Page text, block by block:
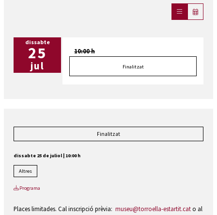
dissabte
25
jul
10:00 h
Finalitzat
Finalitzat
dissabte 25 de juliol 10:00 h
Altres
Programa
Places limitades. Cal inscripció prèvia: museu@torroella-estartit.cato al